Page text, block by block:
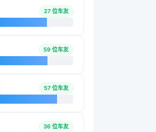
27 位车友
59 位车友
57 位车友
36 位车友